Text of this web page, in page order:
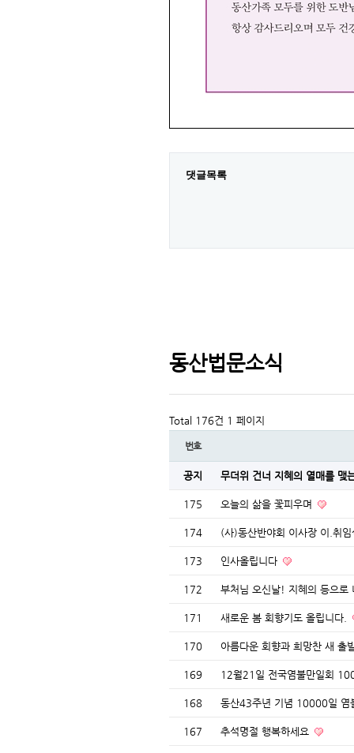
댓글목록
동산법문소식
Total 176건 1 페이지
번호
공지 무더위 건너 지혜의 열매를 맺
175 오늘의 삶을 꽃피우며
174 (사)동산반야회 이사장 이.취
173 인사올립니다
172 부처님 오신날! 지혜의 등으로
171 새로운 봄 회향기도 올립니다.
170 아름다운 회향과 희망찬 새 출
169 12월21일 전국염불만일회
168 동산43주년 기념 10000일 염
167 추석명절 행복하세요